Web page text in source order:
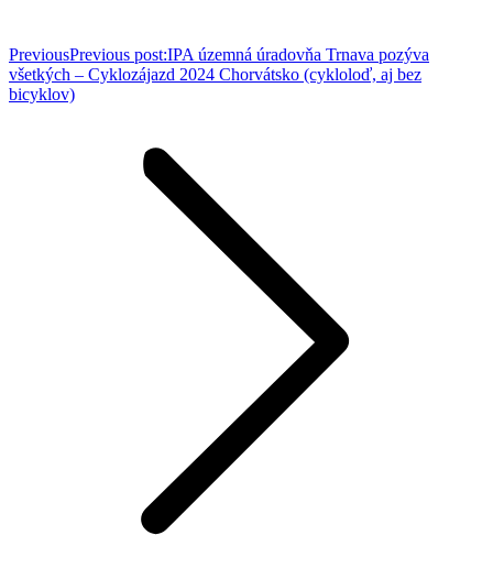
PreviousPrevious post:IPA územná úradovňa Trnava pozýva
všetkých – Cyklozájazd 2024 Chorvátsko (cykloloď, aj bez
bicyklov)